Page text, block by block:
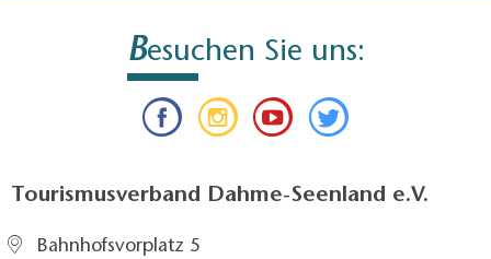
Besuchen Sie uns:
Tourismusverband Dahme-Seenland e.V.
Bahnhofsvorplatz 5​